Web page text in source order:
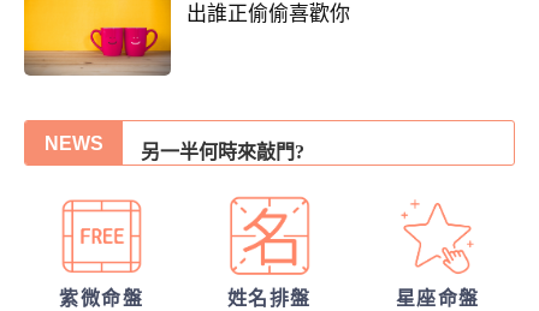
出誰正偷偷喜歡你
NEWS
他會是你最終的幸福？
另一半何時來敲門?
你們的命盤合嗎？適合當夫妻？批婚配指數
他的異性關係全解密
紫微命盤 姓名排盤 星座命盤